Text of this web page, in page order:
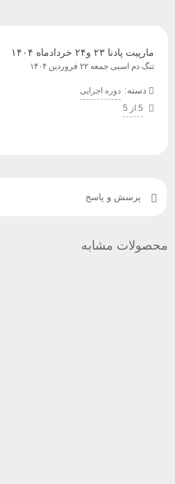
مارپیت پادنا ۲۳ و۲۴ خردادماه ۱۴۰۴
تنگ دم اسبی جمعه ۲۲ فروردین ۱۴۰۴
دسته: دوره اجرایی
پرسش و پاسخ
مشابه